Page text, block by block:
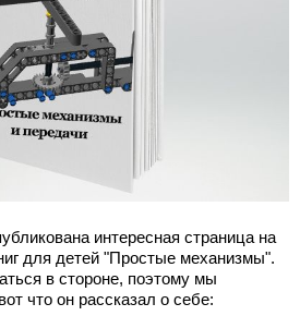
интересная страница на
для детей "Простые механизмы".
в стороне, поэтому мы
что он рассказал о себе: